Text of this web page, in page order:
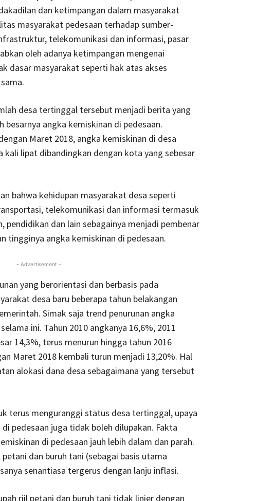
dan ketimpangan dalam masyarakat
masyarakat pedesaan terhadap sumber-
telekomunikasi dan informasi, pasar
oleh adanya ketimpangan mengenai
dasar masyarakat seperti hak atas akses
desa tertinggal tersebut menjadi berita yang
angka kemiskinan di pedesaan.
Maret 2018, angka kemiskinan di desa
kali lipat dibandingkan dengan kota yang sebesar
bahwa kehidupan masyarakat desa seperti
telekomunikasi dan informasi termasuk
dan lain sebagainya menjadi pembenar
tingginya angka kemiskinan di pedesaan.
- Advertisement -
yang berorientasi dan berbasis pada
desa baru beberapa tahun belakangan
Simak saja trend penurunan angka
ini. Tahun 2010 angkanya 16,6%, 2011
14,3%, terus menurun hingga tahun 2016
Maret 2018 kembali turun menjadi 13,20%. Hal
alokasi dana desa sebagaimana yang tersebut
terus menguranggi status desa tertinggal, upaya
pedesaan juga tidak boleh dilupakan. Fakta
di pedesaan jauh lebih dalam dan parah.
dan buruh tani (sebagai basis utama
senantiasa tergerus dengan lanju inflasi.
riil petani dan buruh tani tidak linier dengan